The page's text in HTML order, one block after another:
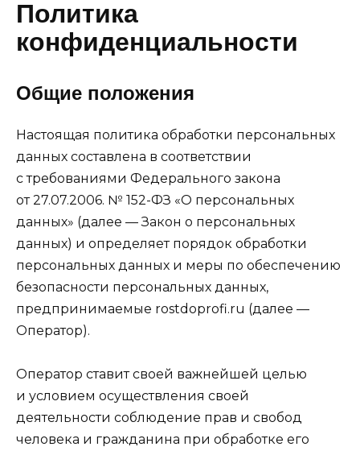
Перейти
содержанию
Политика
конфиденциальности
Общие положения
Настоящая политика обработки персональных
данных составлена в соответствии
с требованиями Федерального закона
от 27.07.2006. № 152-ФЗ «О персональных
данных» (далее — Закон о персональных
данных) и определяет порядок обработки
персональных данных и меры по обеспечению
безопасности персональных данных,
предпринимаемые rostdoprofi.ru (далее —
Оператор).
Оператор ставит своей важнейшей целью
и условием осуществления своей
деятельности соблюдение прав и свобод
человека и гражданина при обработке его